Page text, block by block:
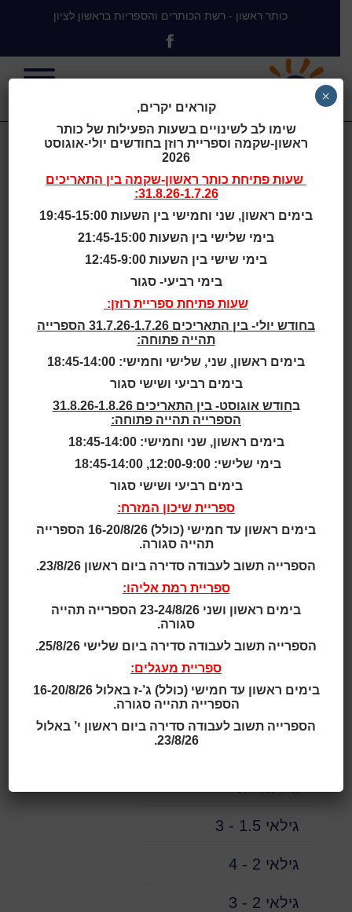
כותר ראשון - רשת הכותרים והספריות בראשון לציון
הפינה של גלי -
פעילות
מוזיקאלית
לקטנטנים
מוזיקאלית לקטנטנים
כותר טף - הצגות והפעלות
גילאי חצי שנה עד
גילאי הליכה עד ושנה
חצי
גילאי 10 חודשים עד 1.5
גילאי 4 - 8
גילאי 8 ומעלה
גילאי 6 ומעלה
גילאי 1.5 - 3
גילאי 2 - 4
גילאי 2 - 3
קוראים יקרים,
שימו לב לשינויים בשעות הפעילות של כותר
ראשון-שקמה וספריית רוזן בחודשים יולי-אוגוסט
2026
שעות פתיחת כותר ראשון-שקמה בין התאריכים
31.8.26-1.7.26:
בימים ראשון, שני וחמישי בין השעות 19:45-15:00
בימי שלישי בין השעות 21:45-15:00
בימי שישי בין השעות 12:45-9:00
בימי רביעי- סגור
שעות פתיחת ספריית רוזן:
בחודש יולי- בין התאריכים 31.7.26-1.7.26 הספרייה
תהייה פתוחה:
בימים ראשון, שני, שלישי וחמישי: 18:45-14:00
בימים רביעי ושישי סגור
ב
חודש אוגוסט- בין התאריכים 31.8.26-1.8.26
הספרייה תהייה פתוחה:
בימים ראשון, שני וחמישי: 18:45-14:00
בימי שלישי: 12:00-9:00, 18:45-14:00
בימים רביעי ושישי סגור
ספריית שיכון המזרח:
בימים ראשון עד חמישי (כולל) 16-20/8/26 הספרייה
תהייה סגורה.
הספרייה תשוב לעבודה סדירה ביום ראשון 23/8/26.
ספריית רמת אליהו:
בימים ראשון ושני 23-24/8/26 הספרייה תהייה
סגורה.
הספרייה תשוב לעבודה סדירה ביום שלישי 25/8/26.
ספריית מעגלים:
בימים ראשון עד חמישי (כולל) ג’-ז באלול 16-20/8/26
הספרייה תהייה סגורה.
הספרייה תשוב לעבודה סדירה ביום ראשון י’ באלול
23/8/26.
×